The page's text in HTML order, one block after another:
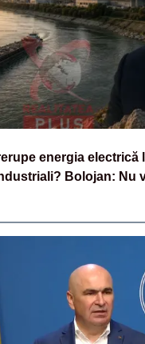
energia electrică
Bolojan: Nu